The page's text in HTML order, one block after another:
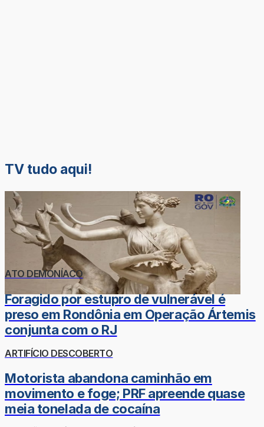
TV tudo aqui!
ATO DEMONÍACO
Foragido por estupro de vulnerável é
preso em Rondônia em Operação Ártemis
conjunta com o RJ
ARTIFÍCIO DESCOBERTO
Motorista abandona caminhão em
movimento e foge; PRF apreende quase
meia tonelada de cocaína